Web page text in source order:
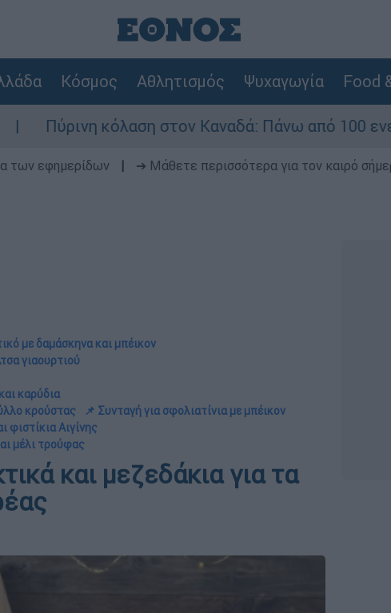
Κόσμος Αθλητισμός Ψυχαγωγία Food
στον Καναδά: Πάνω από 100 ενεργά μέτωπα - Σε
των εφημερίδων ➔ Μάθετε περισσότερα για τον καιρό
με δαμάσκηνα και μπέικον
γιαουρτιού
καρύδια
κρούστας
📌 Συνταγή για σφολιατίνια με μπέικον
φιστίκια Αιγίνης
μέλι τρούφας
και μεζεδάκια για τα